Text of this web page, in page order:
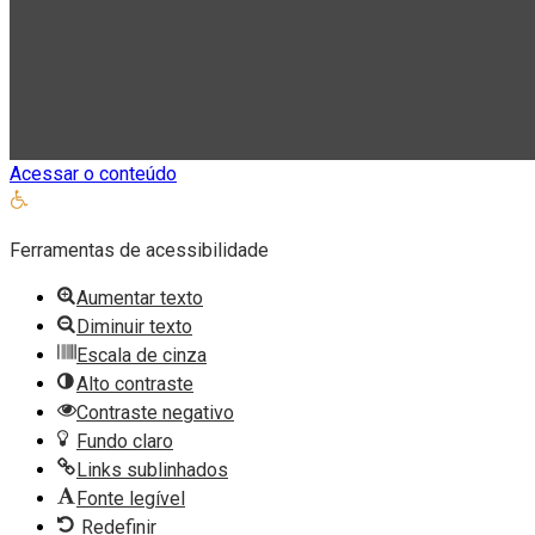
Acessar o conteúdo
Abrir
barra
ferramentas
Ferramentas de acessibilidade
Aumentar texto
Diminuir texto
Escala de cinza
Alto contraste
Contraste negativo
Fundo claro
Links sublinhados
Fonte legível
Redefinir